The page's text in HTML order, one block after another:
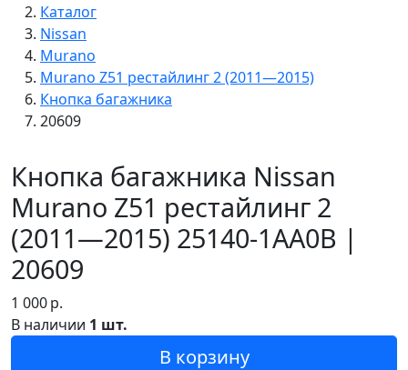
Каталог
Nissan
Murano
Murano Z51 рестайлинг 2 (2011—2015)
Кнопка багажника
20609
Кнопка багажника Nissan
Murano Z51 рестайлинг 2
(2011—2015) 25140-1AA0B |
20609
1 000р.
В наличии 1 шт.
В корзину